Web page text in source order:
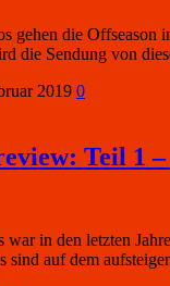
gehen die Offseason
die Sendung von
2019 0
Teil 1
in den letzten
sind auf dem